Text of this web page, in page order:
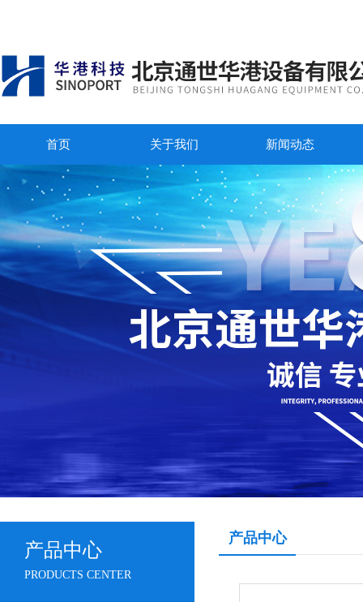
首页 关于我们 新闻动态
产品中心
PRODUCTS CENTER
产品中心